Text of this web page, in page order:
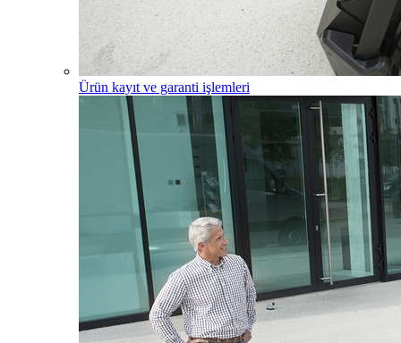
Ürün kayıt ve garanti işlemleri